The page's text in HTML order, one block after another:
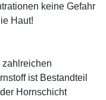
keine Gefahr
Haut!
zahlreichen
ist Bestandteil
Hornschicht